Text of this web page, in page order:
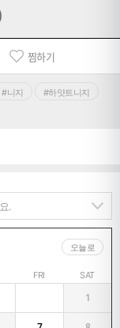
찜하기
#니지
#하얏트니지
오늘로
FRI SAT
1